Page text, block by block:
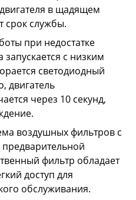
в щадящем
срок службы.
при недостатке
с низким
светодиодный
двигатель
через 10 секунд,
воздушных фильтров с
фильтр обладает
доступ для
обслуживания.